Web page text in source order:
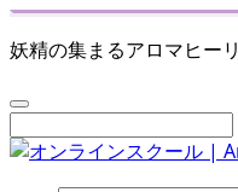
妖精の集まるアロマヒー